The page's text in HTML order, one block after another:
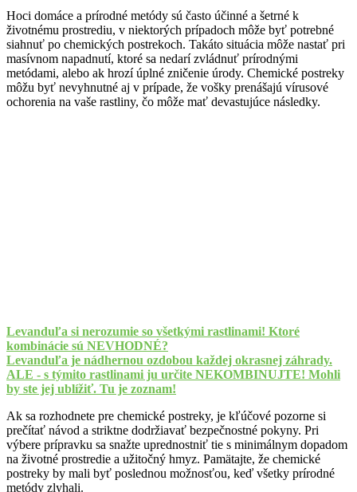
Hoci domáce a prírodné metódy sú často účinné a šetrné k
životnému prostrediu, v niektorých prípadoch môže byť potrebné
siahnuť po chemických postrekoch. Takáto situácia môže nastať pri
masívnom napadnutí, ktoré sa nedarí zvládnuť prírodnými
metódami, alebo ak hrozí úplné zničenie úrody. Chemické postreky
môžu byť nevyhnutné aj v prípade, že vošky prenášajú vírusové
ochorenia na vaše rastliny, čo môže mať devastujúce následky.
Levanduľa si nerozumie so všetkými rastlinami! Ktoré
kombinácie sú NEVHODNÉ?
Levanduľa je nádhernou ozdobou každej okrasnej záhrady.
ALE - s týmito rastlinami ju určite NEKOMBINUJTE! Mohli
by ste jej ublížiť. Tu je zoznam!
Ak sa rozhodnete pre chemické postreky, je kľúčové pozorne si
prečítať návod a striktne dodržiavať bezpečnostné pokyny. Pri
výbere prípravku sa snažte uprednostniť tie s minimálnym dopadom
na životné prostredie a užitočný hmyz. Pamätajte, že chemické
postreky by mali byť poslednou možnosťou, keď všetky prírodné
metódy zlyhali.